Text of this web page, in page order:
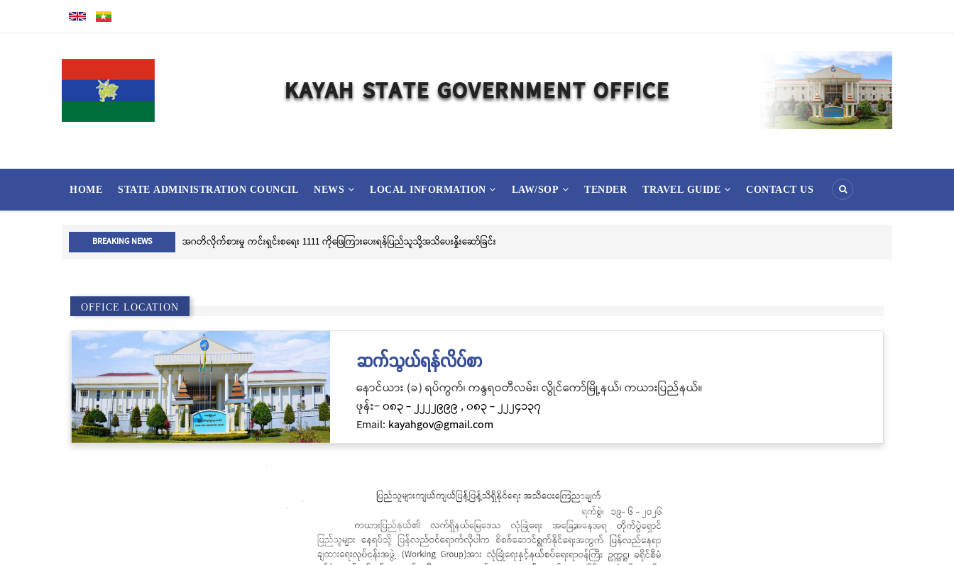
MAIN
HOME STATE ADMINISTRATION COUNCIL NEWS LOCAL INFORMATION LAW/SOP TENDER TRAVEL GUIDE CONTACT US
BREAKING NEWS အဂတိလိုက်စားမှု ကင်းရှင်းစရေး 1111 ကိုဖြေကြားပေးရန်ပြည်သူသို့အသိပေးနှိုးဆော်ခြင်း
OFFICE LOCATION
ဆက်သွယ်ရန်လိပ်စာ
နောင်ယား (ခ) ရပ်ကွက်၊ ကန္ဒရဝတီလမ်း၊ လွိုင်ကော်မြို့နယ်၊ ကယားပြည်နယ်။
ဖုန်း−၀၈၃ - ၂၂၂၂၉၉၉ ,၀၈၃ - ၂၂၂၄၁၃၇
Email: kayahgov@gmail.com